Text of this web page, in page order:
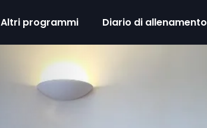
Altri programmi Diario di allenamento